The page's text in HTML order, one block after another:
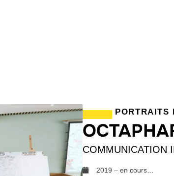
PORTRAITS
COMMUNICATION
2019 – en cours…